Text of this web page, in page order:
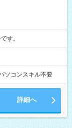
です。
ソコンスキル不要
詳細へ